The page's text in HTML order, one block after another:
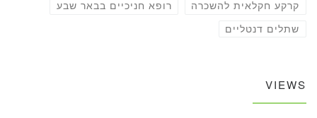
קרקע חקלאית להשכרה רופא חניכיים בבאר שבע
שתלים דנטליים
VIEWS